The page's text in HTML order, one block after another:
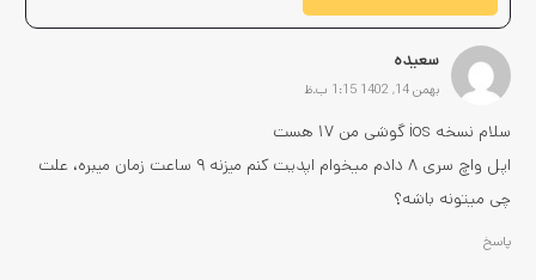
سعیده
بهمن 14, 1402 1:15 ب.ظ
سلام نسخه ios گوشی من ۱۷ هست
اپل واچ سری ۸ دادم میخوام اپدیت کنم میزنه ۹ ساعت زمان میبره، علت
چی میتونه باشه؟
پاسخ